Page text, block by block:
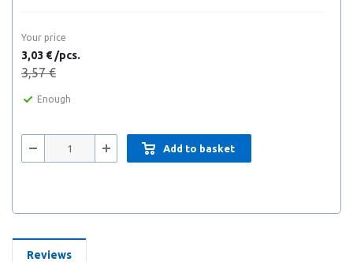
Your price
3,03 € /pcs.
3,57 €
Enough
Add to basket
Reviews